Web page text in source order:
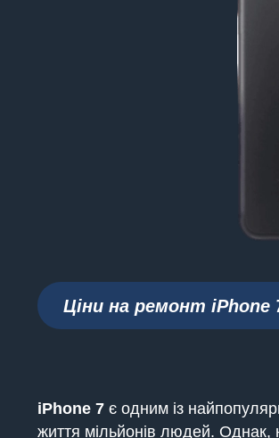
Ціни на ремонт iPhone
iPhone 7 є одним із
життя мільйонів людей. Однак,